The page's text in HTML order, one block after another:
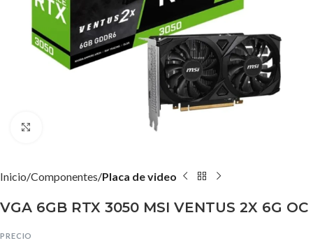
Inicio Componentes Placa de video
VGA 6GB RTX 3050 MSI VENTUS 2X 6G OC
PRECIO